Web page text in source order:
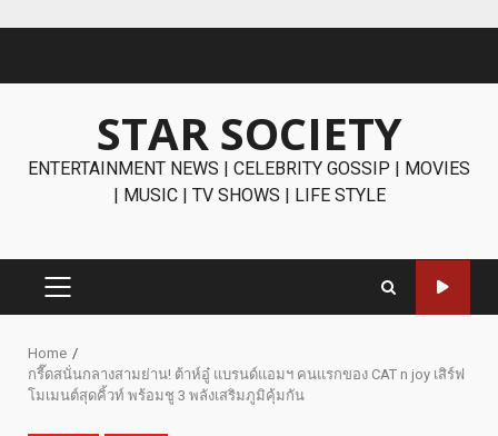
STAR SOCIETY
ENTERTAINMENT NEWS | CELEBRITY GOSSIP | MOVIES
| MUSIC | TV SHOWS | LIFE STYLE
PRIMARY
Home
กรี๊ดสนั่นกลางสามย่าน! ต้าห์อู๋ แบรนด์แอมฯ คนแรกของ CAT n joy เสิร์ฟ
โมเมนต์สุดคิ้วท์ พร้อมชู 3 พลังเสริมภูมิคุ้มกัน